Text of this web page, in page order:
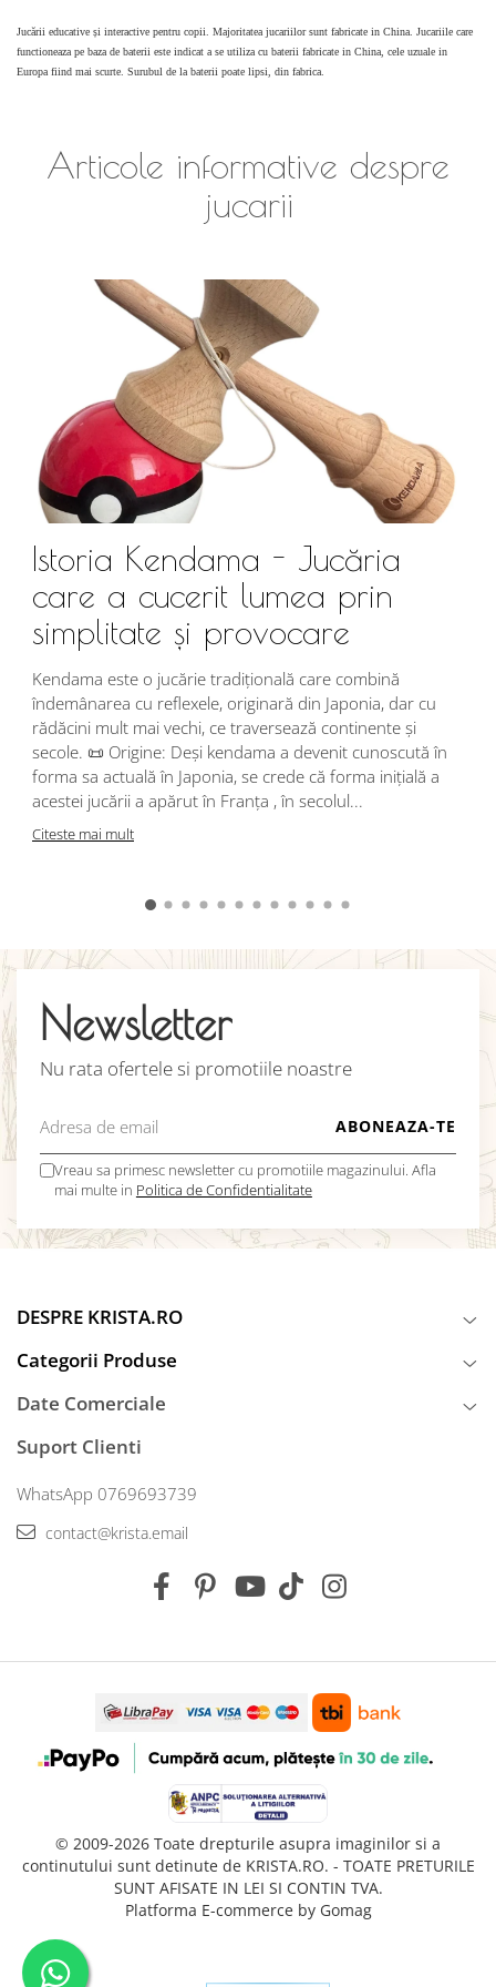
Jucării educative și interactive pentru copii. Majoritatea jucariilor sunt fabricate in China. Jucariile care
functioneaza pe baza de baterii este indicat a se utiliza cu baterii fabricate in China, cele uzuale in
Europa fiind mai scurte. Surubul de la baterii poate lipsi, din fabrica.
Articole informative despre
jucarii
Istoria Kendama - Jucăria
care a cucerit lumea prin
simplitate și provocare
Kendama este o jucărie tradițională care combină
îndemânarea cu reflexele, originară din Japonia, dar cu
rădăcini mult mai vechi, ce traversează continente și
secole. 📜 Origine: Deși kendama a devenit cunoscută în
forma sa actuală în Japonia, se crede că forma inițială a
acestei jucării a apărut în Franța , în secolul...
Citeste mai mult
Newsletter
Nu rata ofertele si promotiile noastre
Vreau sa primesc newsletter cu promotiile magazinului. Afla
mai multe in Politica de Confidentialitate
DESPRE KRISTA.RO
Categorii Produse
Date Comerciale
Suport Clienti
WhatsApp 0769693739
contact@krista.email
© 2009-2026 Toate drepturile asupra imaginilor si a
continutului sunt detinute de KRISTA.RO. - TOATE PRETURILE
SUNT AFISATE IN LEI SI CONTIN TVA.
Platforma E-commerce by Gomag